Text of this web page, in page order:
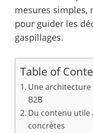
mesures simples,
pour guider les
gaspillages.
Table of
Une architecture
B2B
Du contenu utile
concrètes